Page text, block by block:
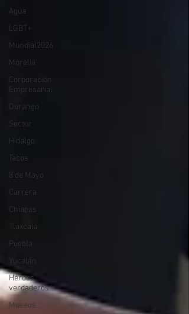
Agua
LGBT+
Mundial2026
Morelia
Corporación
Empresarial
Durango
Sectur
Hidalgo
Tacos
8 de Mayo
Carrera
Chiapas
Tlaxcala
Puebla
Yucatán
Héroes
verdaderos
Museos